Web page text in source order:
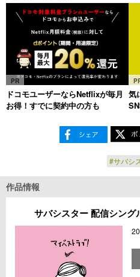
PR
ドコモユーザーならNetflixが毎月
お得！すでに契約中の方も
気
#サバシ
作品情報
サバシスター 配信シング